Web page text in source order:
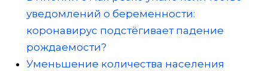
уведомлений о беременности:
коронавирус подстёгивает падение
рождаемости?
Уменьшение количества населения